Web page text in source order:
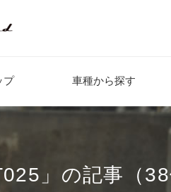
プ 車種から探す
」の記事（